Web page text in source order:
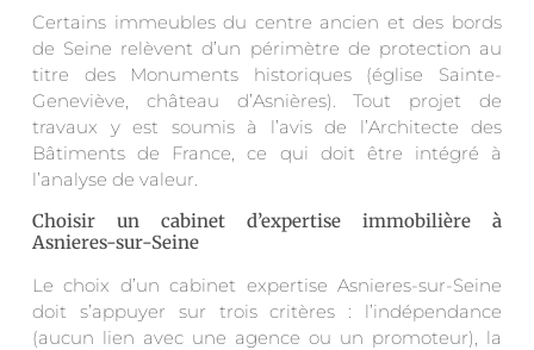
Certains immeubles du centre ancien et des bords
de Seine relèvent d’un périmètre de protection au
titre des Monuments historiques (église Sainte-
Geneviève, château d’Asnières). Tout projet de
travaux y est soumis à l’avis de l’Architecte des
Bâtiments de France, ce qui doit être intégré à
l’analyse de valeur.
Choisir un cabinet d’expertise immobilière à
Asnieres-sur-Seine
Le choix d’un cabinet expertise Asnieres-sur-Seine
doit s’appuyer sur trois critères : l’indépendance
(aucun lien avec une agence ou un promoteur), la